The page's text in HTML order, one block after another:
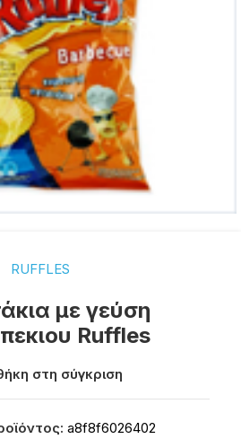
RUFFLES
με γεύση
Ruffles
στη σύγκριση
a8f8f6026402